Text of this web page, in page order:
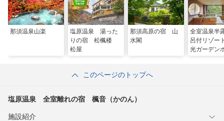
那須温泉山楽
塩原温泉 湯った
りの宿 松楓楼
松屋
那須高原の宿 山
水閣
全室温泉半
呂付リゾ
光ガーデン
このページのトップへ
塩原温泉 全室離れの宿 楓音（かのん）
施設紹介